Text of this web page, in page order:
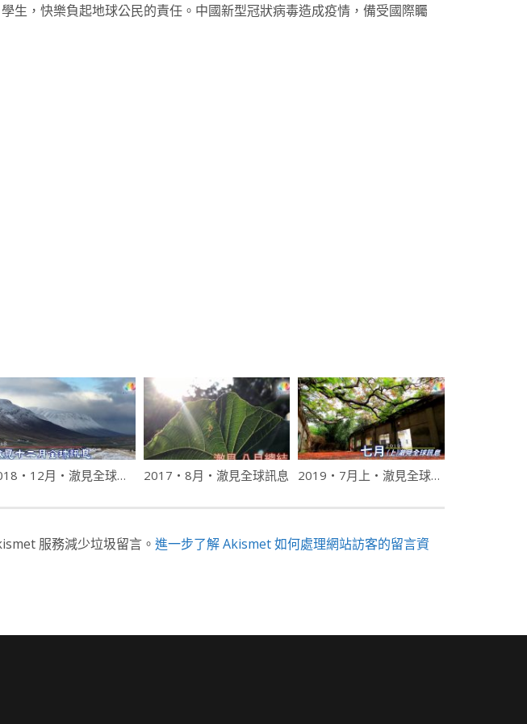
生，快樂負起地球公民的責任。中國新型冠狀病毒造成疫情，備受國際矚
2018・12月・澈見全球訊息 2017・8月・澈見全球訊息 2019・7月上・澈見全球訊息
服務減少垃圾留言。 進一步了解 Akismet 如何處理網站訪客的留言資